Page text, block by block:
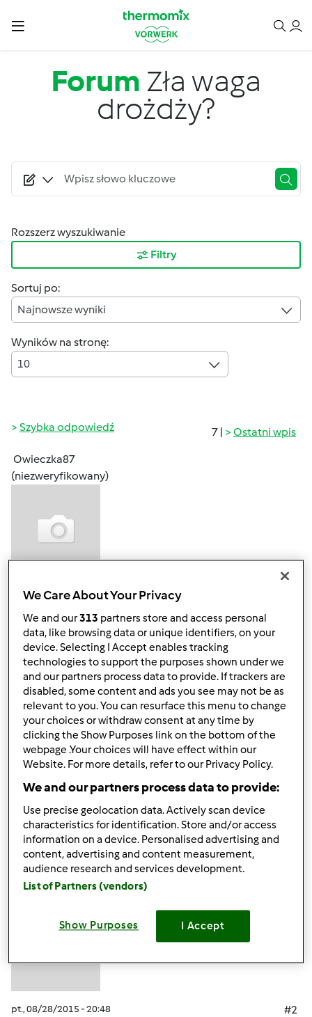
Forum Zła waga
drożdży?
Rozszerz wyszukiwanie
Filtry
Sortuj po:
Najnowsze wyniki
Wyników na stronę:
10
7 | Ostatni wpis
Szybka odpowiedź
Owieczka87
(niezweryfikowany)
pt., 08/28/2015 - 15:12
Mam pytanei, czy ktoś natknął się z problemem wagi
drożdży?
Ogólnie jak wszystko waże do przepisów i jest np. kostka
masła 200 g i wrzucam całą to idelanie jest 200 gram
Ale mam problem z wagą drożdży. Mam opakowanie 100g
i wrzucam połowe opakowania a na wadze 25 g...
Góra strony
Zalogujlub zarejestruj sięaby dodawać
komentarze
agatron
(niezweryfikowany)
pt., 08/28/2015 - 20:48
#2
We Care About Your Privacy
We and our313 partners store and access personal
data, like browsing data or unique identifiers, on your
device. Selecting I Accept enables tracking
technologies to support the purposes shown under we
and our partners process data to provide. If trackers are
disabled, some content and ads you see may not be as
relevant to you. You can resurface this menu to change
your choices or withdraw consent at any time by
clicking the Show Purposes link on the bottom of the
webpage .Your choices will have effect within our
Website. For more details, refer to our Privacy Policy.
We and our partners process data to provide:
Use precise geolocation data. Actively scan device
characteristics for identification. Store and/or access
information on a device. Personalised advertising and
content, advertising and content measurement,
audience research and services development.
List of Partners (vendors)
Show Purposes I Accept